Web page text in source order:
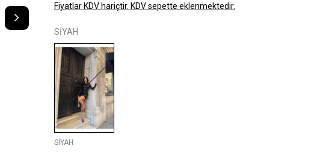
Fiyatlar KDV hariçtir. KDV sepette eklenmektedir.
SİYAH
SİYAH